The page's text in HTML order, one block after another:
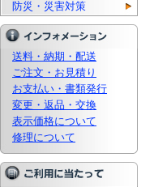
防災・災害対策
送料・納期・配送
ご注文・お見積り
お支払い・書類発行
変更・返品・交換
表示価格について
修理について